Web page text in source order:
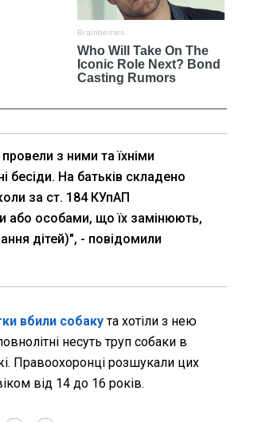
з ними та їхніми
бесіди. На батьків складено
за ст. 184 КУпАП
або особами, що їх замінюють,
дітей)", - повідомили
вбили собакута хотіли з нею
несуть труп собаки в
Правоохоронці розшукали цих
від 14 до 16 років.